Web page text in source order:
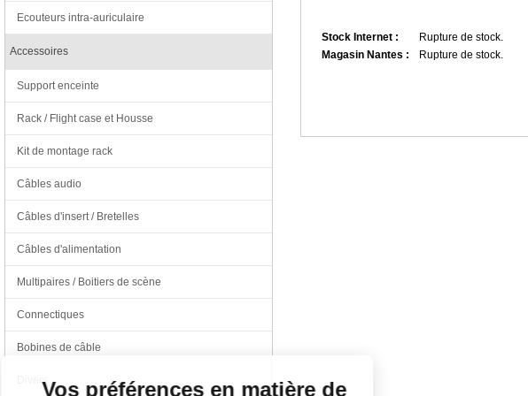
Continuer sans accepter
Vos préférences en matière de
Stock Internet :
Rupture de stock.
Magasin Nantes :
Rupture de stock.
Ecouteurs intra-auriculaire
Accessoires
Support enceinte
Rack / Flight case et Housse
Kit de montage rack
Câbles audio
Câbles d'insert / Bretelles
Câbles d'alimentation
Multipaires / Boitiers de scène
Connectiques
Bobines de câble
Divers